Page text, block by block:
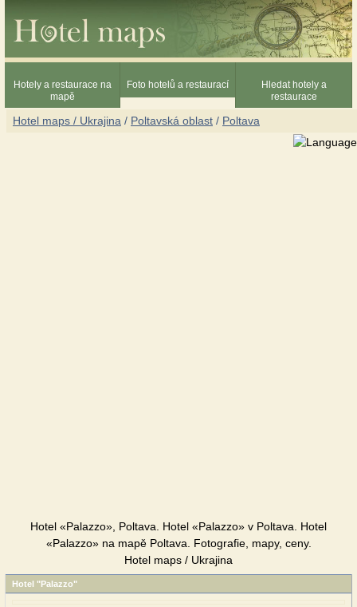
Hotely a restaurace na
mapě
Foto hotelů a restaurací
Hledat hotely a
restaurace
Hotel maps / Ukrajina / Poltavská oblast / Poltava
Hotel «Palazzo», Poltava. Hotel «Palazzo» v Poltava. Hotel
«Palazzo» na mapě Poltava. Fotografie, mapy, ceny.
Hotel maps / Ukrajina
Hotel "Palazzo"